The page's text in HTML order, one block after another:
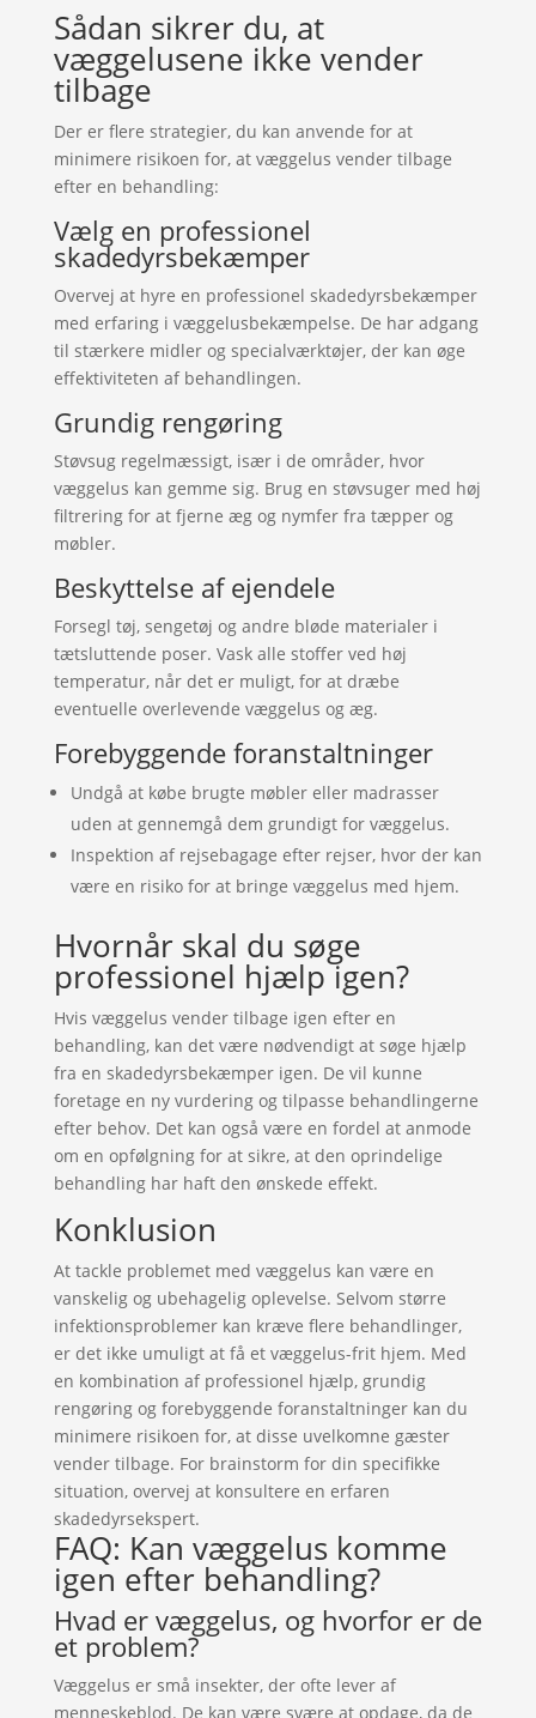
Sådan sikrer du, at
væggelusene ikke vender
tilbage
Der er flere strategier, du kan anvende for at
minimere risikoen for, at væggelus vender tilbage
efter en behandling:
Vælg en professionel
skadedyrsbekæmper
Overvej at hyre en professionel skadedyrsbekæmper
med erfaring i væggelusbekæmpelse. De har adgang
til stærkere midler og specialværktøjer, der kan øge
effektiviteten af behandlingen.
Grundig rengøring
Støvsug regelmæssigt, især i de områder, hvor
væggelus kan gemme sig. Brug en støvsuger med høj
filtrering for at fjerne æg og nymfer fra tæpper og
møbler.
Beskyttelse af ejendele
Forsegl tøj, sengetøj og andre bløde materialer i
tætsluttende poser. Vask alle stoffer ved høj
temperatur, når det er muligt, for at dræbe
eventuelle overlevende væggelus og æg.
Forebyggende foranstaltninger
Undgå at købe brugte møbler eller madrasser
uden at gennemgå dem grundigt for væggelus.
Inspektion af rejsebagage efter rejser, hvor der kan
være en risiko for at bringe væggelus med hjem.
Hvornår skal du søge
professionel hjælp igen?
Hvis væggelus vender tilbage igen efter en
behandling, kan det være nødvendigt at søge hjælp
fra en skadedyrsbekæmper igen. De vil kunne
foretage en ny vurdering og tilpasse behandlingerne
efter behov. Det kan også være en fordel at anmode
om en opfølgning for at sikre, at den oprindelige
behandling har haft den ønskede effekt.
Konklusion
At tackle problemet med væggelus kan være en
vanskelig og ubehagelig oplevelse. Selvom større
infektionsproblemer kan kræve flere behandlinger,
er det ikke umuligt at få et væggelus-frit hjem. Med
en kombination af professionel hjælp, grundig
rengøring og forebyggende foranstaltninger kan du
minimere risikoen for, at disse uvelkomne gæster
vender tilbage. For brainstorm for din specifikke
situation, overvej at konsultere en erfaren
skadedyrsekspert.
FAQ: Kan væggelus komme
igen efter behandling?
Hvad er væggelus, og hvorfor er de
et problem?
Væggelus er små insekter, der ofte lever af
menneskeblod. De kan være svære at opdage, da de